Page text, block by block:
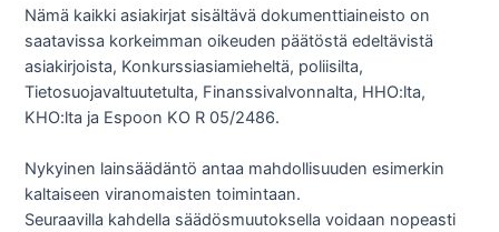
Nämä kaikki asiakirjat sisältävä dokumenttiaineisto on
saatavissa korkeimman oikeuden päätöstä edeltävistä
asiakirjoista, Konkurssiasiamieheltä, poliisilta,
Tietosuojavaltuutetulta, Finanssivalvonnalta, HHO:lta,
KHO:lta ja Espoon KO R 05/2486.
Nykyinen lainsäädäntö antaa mahdollisuuden esimerkin
kaltaiseen viranomaisten toimintaan.
Seuraavilla kahdella säädösmuutoksella voidaan nopeasti